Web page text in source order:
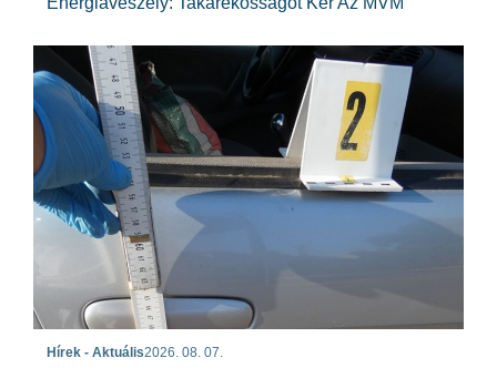
Hírek - Aktuális2026. 08. 07.